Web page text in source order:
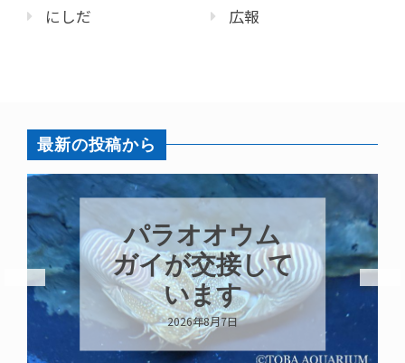
にしだ
広報
最新の投稿から
パラオオウム
ガイが交接して
います
2026年8月7日